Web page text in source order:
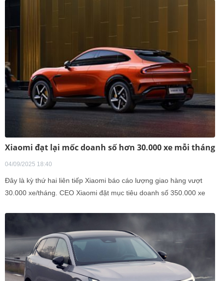
Xiaomi đạt lại mốc doanh số hơn 30.000 xe mỗi tháng
04/09/2025 18:40
Đây là kỳ thứ hai liên tiếp Xiaomi báo cáo lượng giao hàng vượt
30.000 xe/tháng. CEO Xiaomi đặt mục tiêu doanh số 350.000 xe